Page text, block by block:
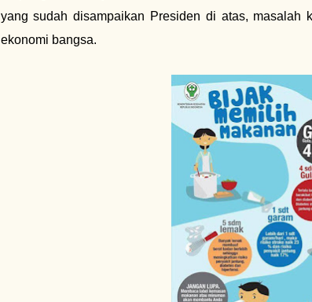
yang sudah disampaikan Presiden di atas, masalah
ekonomi bangsa.